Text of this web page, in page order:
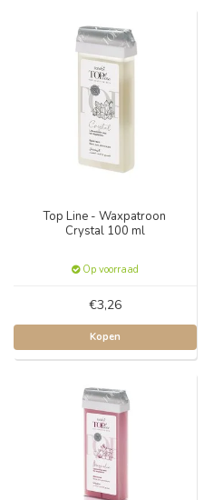
Top Line - Waxpatroon
Crystal 100 ml
Op voorraad
€3,26
Kopen